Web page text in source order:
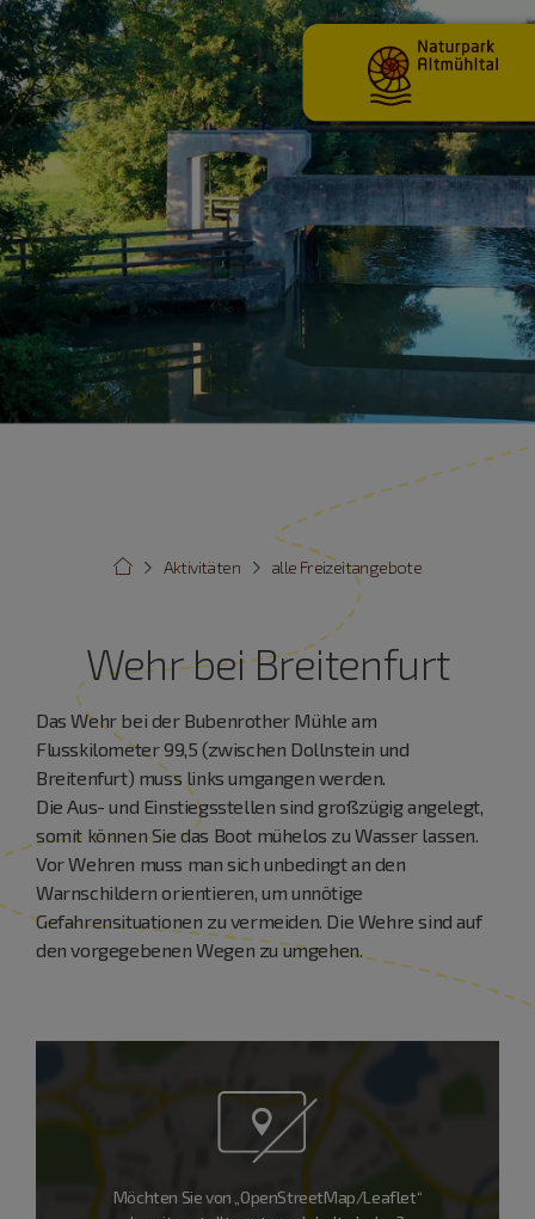
alle Freizeitangebote
Aktivitäten
Wehr bei Breitenfurt
Das Wehr bei der Bubenrother Mühle am
Flusskilometer 99,5 (zwischen Dollnstein und
Breitenfurt) muss links umgangen werden.
Die Aus- und Einstiegsstellen sind großzügig angelegt,
somit können Sie das Boot mühelos zu Wasser lassen.
Vor Wehren muss man sich unbedingt an den
Warnschildern orientieren, um unnötige
Gefahrensituationen zu vermeiden. Die Wehre sind auf
den vorgegebenen Wegen zu umgehen.
Möchten Sie von „OpenStreetMap/Leaflet“